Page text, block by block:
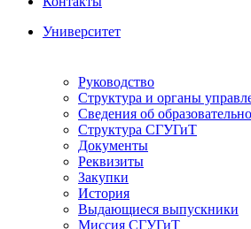
Университет
Руководство
Структура и органы
Сведения об
Структура СГУГиТ
Документы
Реквизиты
Закупки
История
Выдающиеся выпускники
Миссия СГУГиТ